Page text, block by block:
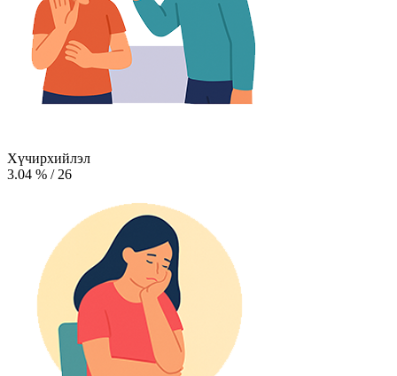
Хүчирхийлэл
3.04 % / 26